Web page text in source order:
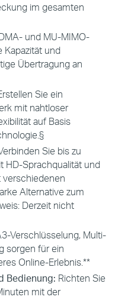
im gesamten
und MU-MIMO-
Kapazität und
Übertragung an
Sie ein
mit nahtloser
auf Basis
§
Sie bis zu
HD-Sprachqualität und
verschiedenen
Alternative zum
Derzeit nicht
Verschlüsselung, Multi-
sorgen für ein
Online-Erlebnis.**
Bedienung: Richten Sie
mit der